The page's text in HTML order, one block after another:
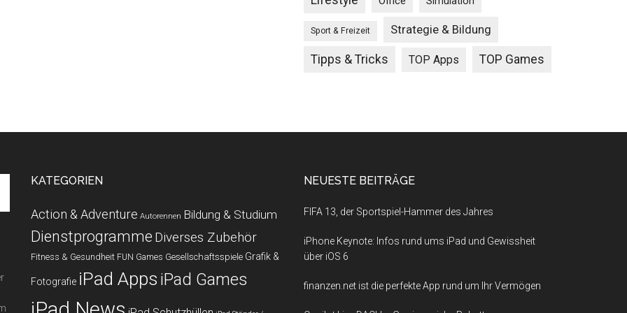
Sport & Freizeit Strategie & Bildung
Tipps & Tricks TOP Apps TOP Games
KATEGORIEN
Action & Adventure Autorennen Bildung & Studium
Dienstprogramme Diverses Zubehör
Fitness & Gesundheit FUN Games Gesellschaftsspiele Grafik &
Fotografie iPad Apps iPad Games
NEUESTE BEITRÄGE
FIFA 13, der Sportspiel-Hammer des Jahres
iPhone Keynote: Infos rund ums iPad und Gewissheit
über iOS 6
finanzen.net ist die perfekte App rund um Ihr Vermögen